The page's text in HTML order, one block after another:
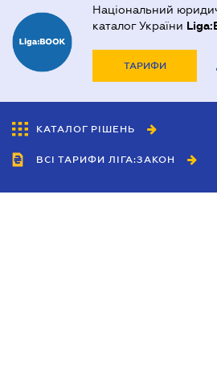
Національний
каталог України
ТАРИФИ
КАТАЛОГ РІШЕНЬ
ВСІ ТАРИФИ ЛІГА:ЗАКОН